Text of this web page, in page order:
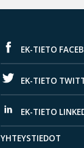
EK-TIETO
EK-TIETO
EK-TIETO
YHTEYSTIEDOT